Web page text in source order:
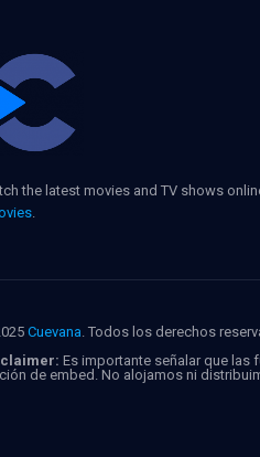
the latest movies and TV shows
Cuevana . Todos los derechos
Es importante señalar que
de embed. No alojamos ni